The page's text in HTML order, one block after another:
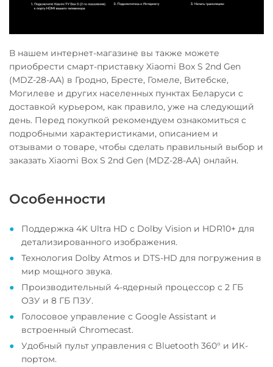
В нашем интернет-магазине вы также можете
приобрести смарт-приставку Xiaomi Box S 2nd Gen
(MDZ-28-AA) в Гродно, Бресте, Гомеле, Витебске,
Могилеве и других населенных пунктах Беларуси с
доставкой курьером, как правило, уже на следующий
день. Перед покупкой рекомендуем ознакомиться с
подробными характеристиками, описанием и
отзывами о товаре, чтобы сделать правильный выбор и
заказать Xiaomi Box S 2nd Gen (MDZ-28-AA) онлайн.
Особенности
Поддержка 4K Ultra HD с Dolby Vision и HDR10+ для
детализированного изображения.
Технология Dolby Atmos и DTS-HD для погружения в
мир мощного звука.
Производительный 4-ядерный процессор с 2 ГБ
ОЗУ и 8 ГБ ПЗУ.
Голосовое управление с Google Assistant и
встроенный Chromecast.
Удобный пульт управления с Bluetooth 360° и ИК-
портом.